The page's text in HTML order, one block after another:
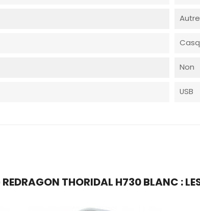
Autre
Non
USB
THORIDAL H730 BLANC :